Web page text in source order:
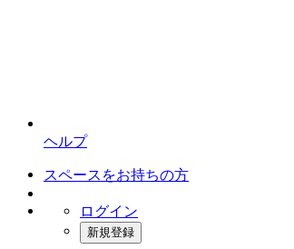
ヘルプ
スペースをお持ちの方
ログイン
新規登録